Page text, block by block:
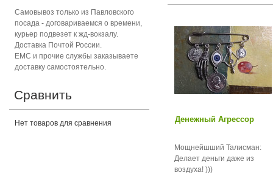
Денежный Агрессор
Мощнейшший Талисман:
Делает деньги даже из
воздуха! )))
Самовывоз только из Павловского
посада - договариваемся о времени,
курьер подвезет к жд-вокзалу.
Доставка Почтой России.
ЕМС и прочие службы заказываете
доставку самостоятельно.
Сравнить
Нет товаров для сравнения